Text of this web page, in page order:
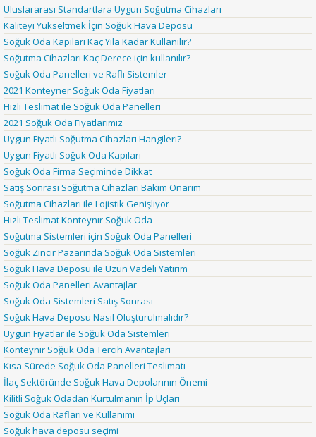
Uluslararası Standartlara Uygun Soğutma Cihazları
Kaliteyi Yükseltmek İçin Soğuk Hava Deposu
Soğuk Oda Kapıları Kaç Yıla Kadar Kullanılır?
Soğutma Cihazları Kaç Derece için kullanılır?
Soğuk Oda Panelleri ve Raflı Sistemler
2021 Konteyner Soğuk Oda Fiyatları
Hızlı Teslimat ile Soğuk Oda Panelleri
2021 Soğuk Oda Fiyatlarımız
Uygun Fiyatlı Soğutma Cihazları Hangileri?
Uygun Fiyatlı Soğuk Oda Kapıları
Soğuk Oda Firma Seçiminde Dikkat
Satış Sonrası Soğutma Cihazları Bakım Onarım
Soğutma Cihazları ile Lojistik Genişliyor
Hızlı Teslimat Konteynır Soğuk Oda
Soğutma Sistemleri için Soğuk Oda Panelleri
Soğuk Zincir Pazarında Soğuk Oda Sistemleri
Soğuk Hava Deposu ile Uzun Vadeli Yatırım
Soğuk Oda Panelleri Avantajlar
Soğuk Oda Sistemleri Satış Sonrası
Soğuk Hava Deposu Nasıl Oluşturulmalıdır?
Uygun Fiyatlar ile Soğuk Oda Sistemleri
Konteynır Soğuk Oda Tercih Avantajları
Kısa Sürede Soğuk Oda Panelleri Teslimatı
İlaç Sektöründe Soğuk Hava Depolarının Önemi
Kilitli Soğuk Odadan Kurtulmanın İp Uçları
Soğuk Oda Rafları ve Kullanımı
Soğuk hava deposu seçimi